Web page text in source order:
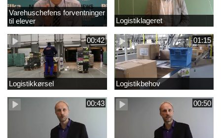
Varehuschefens forventninger
til elever
Logistiklageret
00:42
Logistikkørsel
01:15
Logistikbehov
00:43 00:50